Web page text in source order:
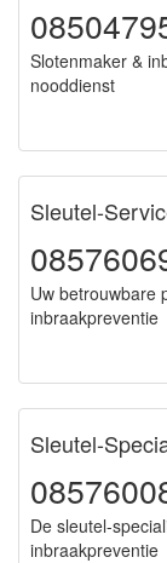
Slotenmaker &
nooddienst
Sleutel-
Uw betrouwbare
inbraakpreventie
Sleutel-
De sleutel-
inbraakpreventie